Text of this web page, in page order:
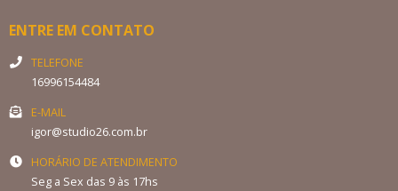
ENTRE EM CONTATO
TELEFONE
16996154484
E-MAIL
igor@studio26.com.br
HORÁRIO DE ATENDIMENTO
Seg a Sex das 9 às 17hs